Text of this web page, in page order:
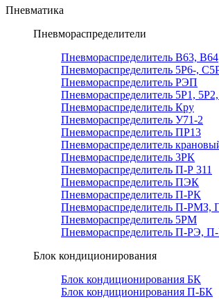
Пневматика
Пневмораспределители
Пневмораспределитель В63, В64
Пневмораспределитель 5Р6-,
Пневмораспределитель РЭП
Пневмораспределитель 5Р1,
Пневмораспределитель Кру
Пневмораспределитель У71-2
Пневмораспределитель ПР13
Пневмораспределитель
Пневмораспределитель 3РК
Пневмораспределитель П-Р 311
Пневмораспределитель ПЭК
Пневмораспределитель П-РК
Пневмораспределитель П-
Пневмораспределитель 5РМ
Пневмораспределитель П-РЭ,
Блок кондиционирования
Блок кондиционирования БК
Блок кондиционирования П-БК